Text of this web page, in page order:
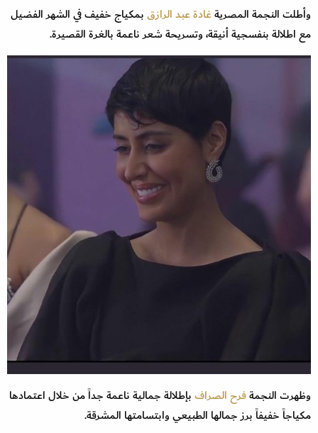
وأطلت النجمة المصريةغادة عبد الرازقبمكياج خفيف في الشهر الفضيل
مع اطلالة بنفسجية أنيقة، وتسريحة شعر ناعمة بالغرة القصيرة.
وظهرت النجمةفرح الصرافبإطلالة جمالية ناعمة جداً من خلال اعتمادها
مكياجاً خفيفاً برز جمالها الطبيعي وابتسامتها المشرقة.